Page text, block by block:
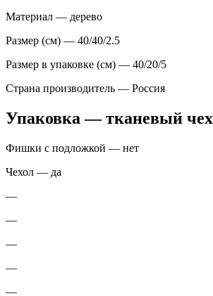
Материал — дерево
Размер (см) — 40/40/2.5
Размер в упаковке (см) — 40/20/5
Страна производитель — Россия
Упаковка — тканевый
Фишки с подложкой — нет
Чехол — да
—
—
—
—
—